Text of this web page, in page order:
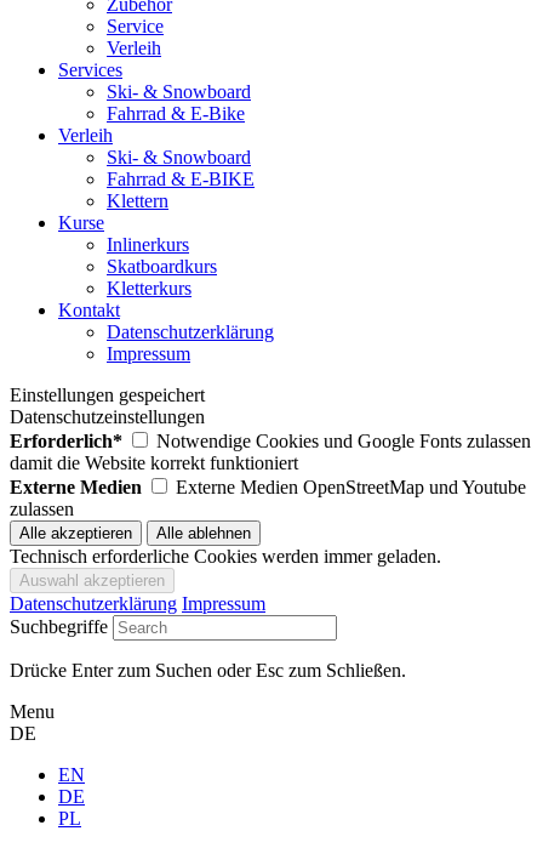
Zubehör
Service
Verleih
Services
Ski- & Snowboard
Fahrrad & E-Bike
Verleih
Ski- & Snowboard
Fahrrad & E-BIKE
Klettern
Kurse
Inlinerkurs
Skatboardkurs
Kletterkurs
Kontakt
Datenschutzerklärung
Impressum
Einstellungen gespeichert
Datenschutzeinstellungen
Erforderlich*
Notwendige Cookies und Google Fonts zulassen
damit die Website korrekt funktioniert
Externe Medien
Externe Medien OpenStreetMap und Youtube
zulassen
Technisch erforderliche Cookies werden immer geladen.
Datenschutzerklärung Impressum
Suchbegriffe
Drücke Enter zum Suchen oder Esc zum Schließen.
Menu
DE
EN
DE
PL